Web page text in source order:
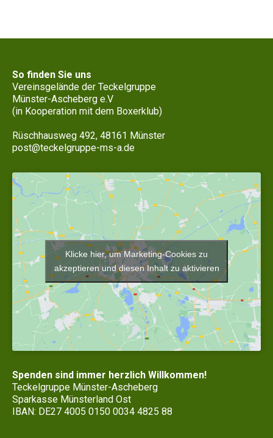
So finden Sie uns
Vereinsgelände der Teckelgruppe
Münster-Ascheberg e.V
(in Kooperation mit dem Boxerklub)
Rüschhausweg 492, 48161 Münster
post@teckelgruppe-ms-a.de
Klicke hier, um Marketing-Cookies zu
akzeptieren und diesen Inhalt zu aktivieren
Spenden sind immer herzlich Willkommen!
Teckelgruppe Münster-Ascheberg
Sparkasse Münsterland Ost
IBAN: DE27 4005 0150 0034 4825 88